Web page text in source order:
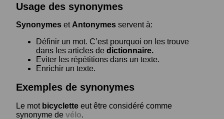
Usage des synonymes
Synonymes etAntonymes servent à:
Définir un mot. C’est pourquoi on les trouve
dans les articles de dictionnaire.
Eviter les répétitions dans un texte.
Enrichir un texte.
Exemples de synonymes
Le mot bicyclette eut être considéré comme
synonyme de vélo.